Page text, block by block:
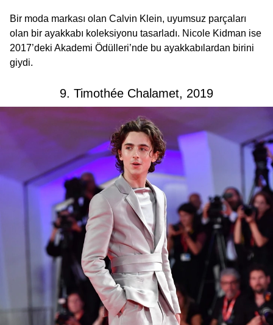
Bir moda markası olan Calvin Klein, uyumsuz parçaları
olan bir ayakkabı koleksiyonu tasarladı. Nicole Kidman ise
2017’deki Akademi Ödülleri’nde bu ayakkabılardan birini
giydi.
9. Timothée Chalamet, 2019